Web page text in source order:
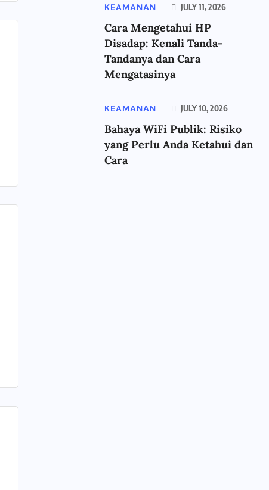
KEAMANAN JULY 11, 2026
Cara Mengetahui HP
Disadap: Kenali Tanda-
Tandanya dan Cara
Mengatasinya
KEAMANAN JULY 10, 2026
Bahaya WiFi Publik: Risiko
yang Perlu Anda Ketahui dan
Cara